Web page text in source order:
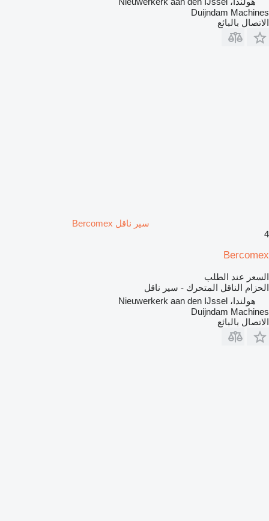
Duijndam Machines
الاتصال بالبائع
سير ناقل Bercomex
4
Bercomex
السعر عند الطلب
الحزام الناقل المتحرك - سير ناقل
هولندا، Nieuwerkerk aan den IJssel
Duijndam Machines
الاتصال بالبائع